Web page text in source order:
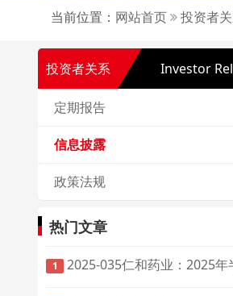
当前位置： 网站首页 投资者
投资者关系 Investor
定期报告
信息披露
政策法规
热门文章
1 2025-035仁和药业：2025年半